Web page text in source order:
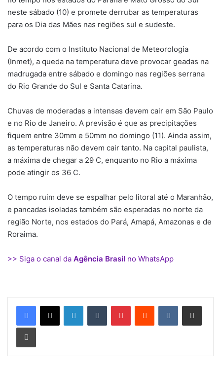
neste sábado (10) e promete derrubar as temperaturas
para os Dia das Mães nas regiões sul e sudeste.
De acordo com o Instituto Nacional de Meteorologia
(Inmet), a queda na temperatura deve provocar geadas na
madrugada entre sábado e domingo nas regiões serrana
do Rio Grande do Sul e Santa Catarina.
Chuvas de moderadas a intensas devem cair em São Paulo
e no Rio de Janeiro. A previsão é que as precipitações
fiquem entre 30mm e 50mm no domingo (11). Ainda assim,
as temperaturas não devem cair tanto. Na capital paulista,
a máxima de chegar a 29 C, enquanto no Rio a máxima
pode atingir os 36 C.
O tempo ruim deve se espalhar pelo litoral até o Maranhão,
e pancadas isoladas também são esperadas no norte da
região Norte, nos estados do Pará, Amapá, Amazonas e de
Roraima.
>> Siga o canal da Agência Brasil no WhatsApp